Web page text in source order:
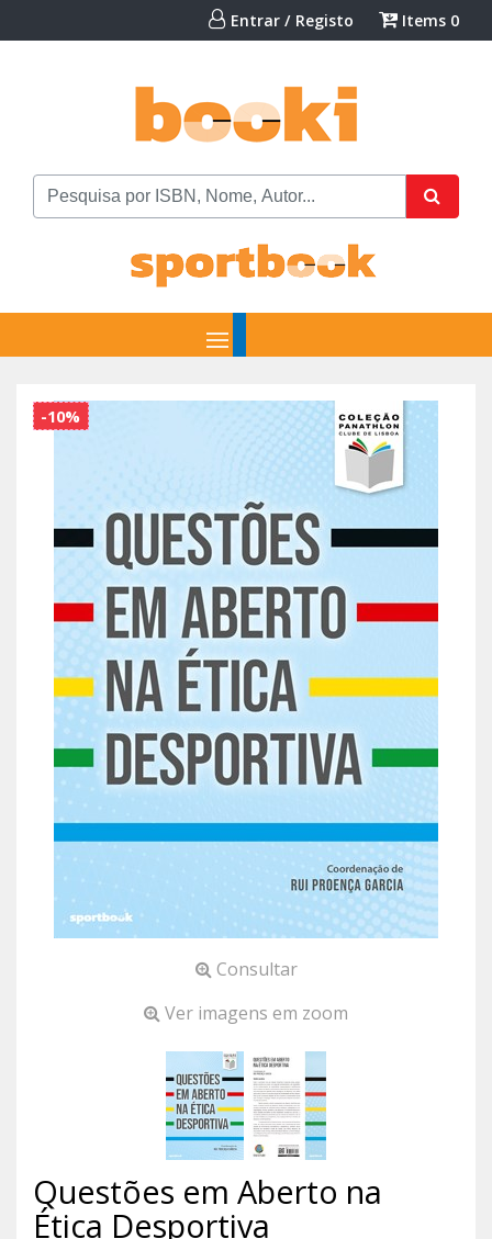
Entrar / Registo Items 0
Consultar
-10%
Ver imagens em zoom
Questões em Aberto na
Ética Desportiva